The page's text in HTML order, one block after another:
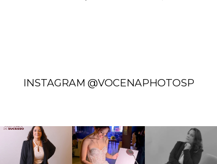
INSTAGRAM @VOCENAPHOTOSP